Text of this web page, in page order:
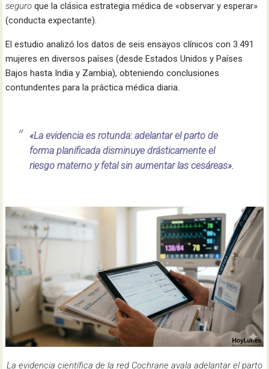
seguro que la clásica estrategia médica de «observar y esperar»
(conducta expectante).
El estudio analizó los datos de seis ensayos clínicos con 3.491
mujeres en diversos países (desde Estados Unidos y Países
Bajos hasta India y Zambia), obteniendo conclusiones
contundentes para la práctica médica diaria.
«La evidencia es rotunda: adelantar el parto de
forma planificada disminuye drásticamente el
riesgo materno y fetal sin aumentar las cesáreas».
La evidencia científica de la red Cochrane avala adelantar el parto